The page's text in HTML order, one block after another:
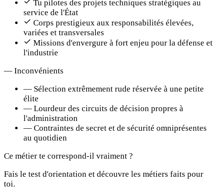
Tu pilotes des projets techniques stratégiques au
service de l'État
Corps prestigieux aux responsabilités élevées,
variées et transversales
Missions d'envergure à fort enjeu pour la défense et
l'industrie
— Inconvénients
— Sélection extrêmement rude réservée à une petite
élite
— Lourdeur des circuits de décision propres à
l'administration
— Contraintes de secret et de sécurité omniprésentes
au quotidien
Ce métier te correspond-il vraiment ?
Fais le test d'orientation et découvre les métiers faits pour
toi.